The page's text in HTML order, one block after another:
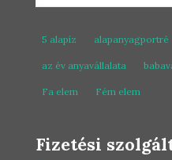
5 alapíz alapanyagportré
az év anyavállalata
Fa elem Fém elem
Fizetési